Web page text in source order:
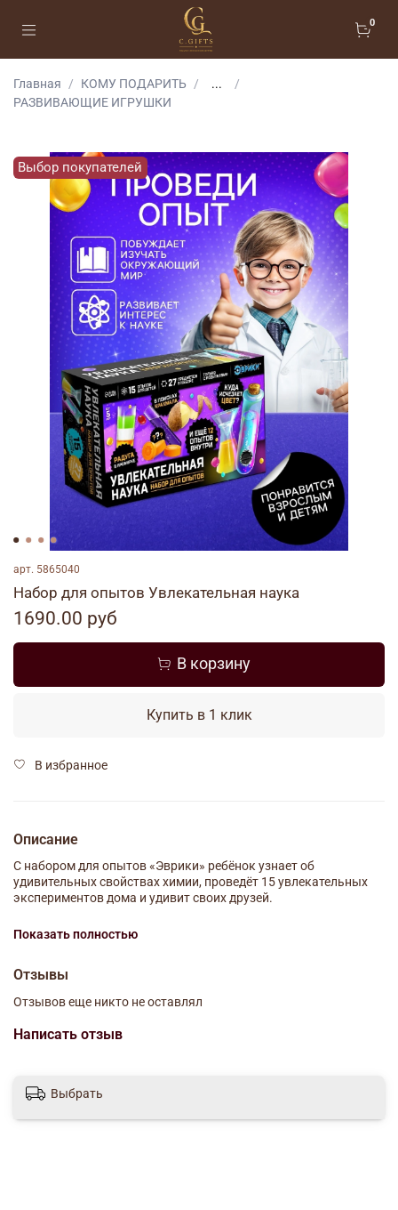
0
Главная КОМУ ПОДАРИТЬ
...
РАЗВИВАЮЩИЕ ИГРУШКИ
Выбор покупателей
арт. 5865040
Набор для опытов Увлекательная наука
1690.00 руб
В корзину
Купить в 1 клик
В избранное
Описание
С набором для опытов «Эврики» ребёнок узнает об
удивительных свойствах химии, проведёт 15 увлекательных
экспериментов дома и удивит своих друзей.
фокусами, но на самом деле всё происходящее легко
«Лава-лампа»;
«Как надуть шарик, не прикасаясь к нему?»;
Показать полностью
Отзывы
Отзывов еще никто не оставлял
Написать отзыв
Выбрать